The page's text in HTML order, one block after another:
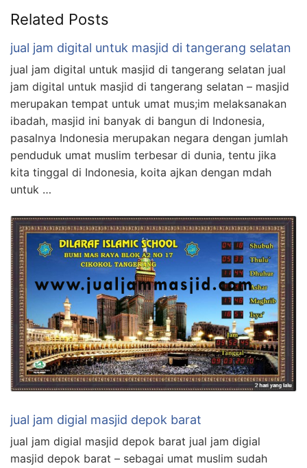
Related Posts
jual jam digital untuk masjid di tangerang selatan
jual jam digital untuk masjid di tangerang selatan jual
jam digital untuk masjid di tangerang selatan – masjid
merupakan tempat untuk umat mus;im melaksanakan
ibadah, masjid ini banyak di bangun di Indonesia,
pasalnya Indonesia merupakan negara dengan jumlah
penduduk umat muslim terbesar di dunia, tentu jika
kita tinggal di Indonesia, koita ajkan dengan mdah
untuk …
jual jam digial masjid depok barat
jual jam digial masjid depok barat jual jam digial
masjid depok barat – sebagai umat muslim sudah